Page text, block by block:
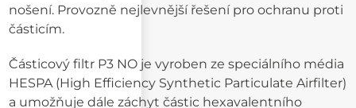
nošení. Provozně nejlevnější řešení pro ochranu proti
částicím.
Částicový filtr P3 NO je vyroben ze speciálního média
HESPA (High Efficiency Synthetic Particulate Airfilter)
a umožňuje dále záchyt částic hexavalentního